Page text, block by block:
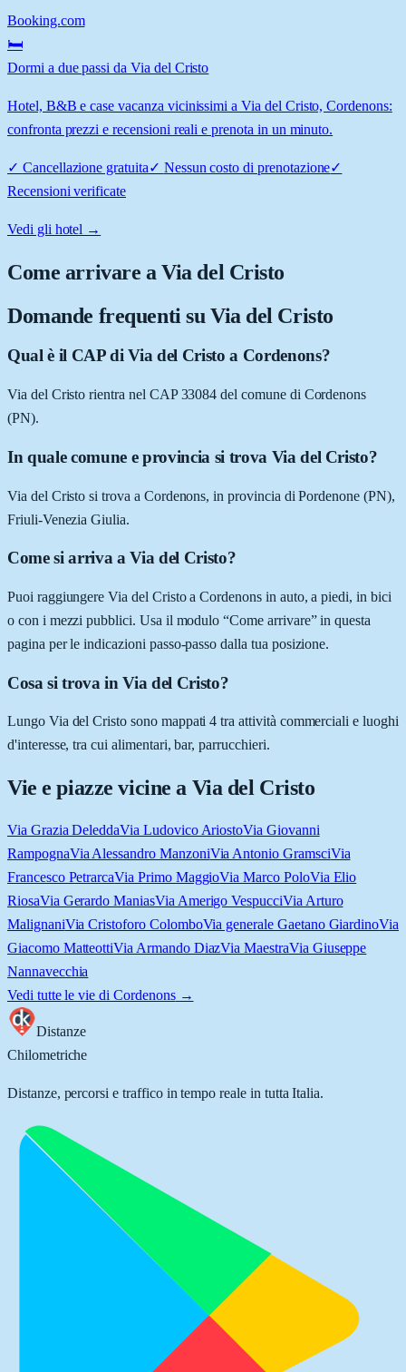
Booking.com
🛏️
Dormi a due passi da Via del Cristo
Hotel, B&B e case vacanza vicinissimi a Via del Cristo, Cordenons:
confronta prezzi e recensioni reali e prenota in un minuto.
✓ Cancellazione gratuita✓ Nessun costo di prenotazione✓
Recensioni verificate
Vedi gli hotel →
Come arrivare aVia del Cristo
Domande frequenti su Via del Cristo
Qual è il CAP di Via del Cristo a Cordenons?
Via del Cristo rientra nel CAP 33084 del comune di Cordenons
(PN).
In quale comune e provincia si trova Via del Cristo?
Via del Cristo si trova a Cordenons, in provincia di Pordenone (PN),
Friuli-Venezia Giulia.
Come si arriva a Via del Cristo?
Puoi raggiungere Via del Cristo a Cordenons in auto, a piedi, in bici
o con i mezzi pubblici. Usa il modulo “Come arrivare” in questa
pagina per le indicazioni passo-passo dalla tua posizione.
Cosa si trova in Via del Cristo?
Lungo Via del Cristo sono mappati 4 tra attività commerciali e luoghi
d'interesse, tra cui alimentari, bar, parrucchieri.
Vie e piazze vicine a Via del Cristo
Via Grazia DeleddaVia Ludovico AriostoVia Giovanni
RampognaVia Alessandro ManzoniVia Antonio GramsciVia
Francesco PetrarcaVia Primo MaggioVia Marco PoloVia Elio
RiosaVia Gerardo ManiasVia Amerigo VespucciVia Arturo
MalignaniVia Cristoforo ColomboVia generale Gaetano GiardinoVia
Giacomo MatteottiVia Armando DiazVia MaestraVia Giuseppe
Nannavecchia
Vedi tutte le vie di Cordenons→
Distanze
Chilometriche
Distanze, percorsi e traffico in tempo reale in tutta Italia.